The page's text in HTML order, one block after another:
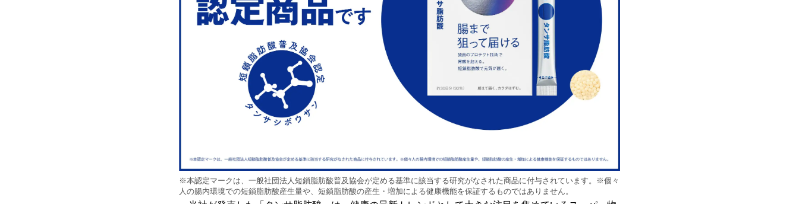
※本認定マークは、⼀般社団法⼈短鎖脂肪酸普及協会が定める基準に該当する研究がなされた商品に付与されています。※個々
⼈の腸内環境での短鎖脂肪酸産⽣量や、短鎖脂肪酸の産⽣・増加による健康機能を保証するものではありません。